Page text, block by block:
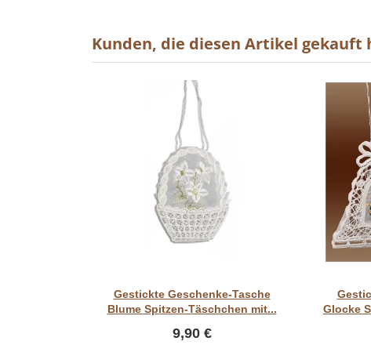
Kunden, die diesen Artikel gekauft
Gestickte Geschenke-Tasche
Blume Spitzen-Täschchen mit...
9,90 €
Glocke